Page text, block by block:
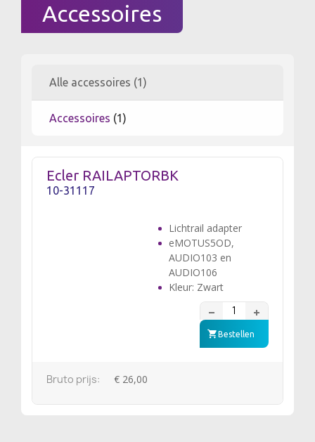
Accessoires
Alle accessoires (1)
Accessoires (1)
Ecler RAILAPTORBK
10-31117
Lichtrail adapter
eMOTUS5OD,
AUDIO103 en
AUDIO106
Kleur: Zwart
Bestellen
Bruto prijs: € 26,00